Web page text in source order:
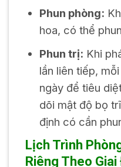
Phun phòng:
hoa, có thể
Phun trị: Khi
lần liên tiếp,
ngày để tiêu
dõi mật độ bọ
định có cần
Lịch Trình
Riêng Theo